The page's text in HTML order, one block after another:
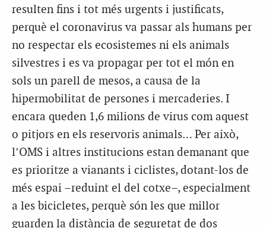
resulten fins i tot més urgents i justificats,
perquè el coronavirus va passar als humans per
no respectar els ecosistemes ni els animals
silvestres i es va propagar per tot el món en
sols un parell de mesos, a causa de la
hipermobilitat de persones i mercaderies. I
encara queden 1,6 milions de virus com aquest
o pitjors en els reservoris animals… Per això,
l’OMS i altres institucions estan demanant que
es prioritze a vianants i ciclistes, dotant-los de
més espai –reduint el del cotxe–, especialment
a les bicicletes, perquè són les que millor
guarden la distància de seguretat de dos